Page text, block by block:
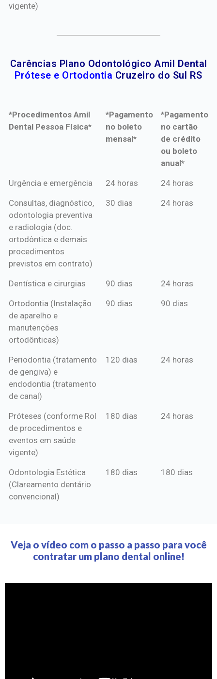
vigente)
Carências Plano Odontológico Amil Dental
Prótese e Ortodontia Cruzeiro do Sul RS
*Procedimentos Amil
Dental Pessoa Física*
*Pagamento
no boleto
mensal*
*Pagamento
no cartão
de crédito
ou boleto
anual*
*Procedimentos Amil
*Pagamento
mensal*
*Pagamento
de crédito
Urgência e emergência 24 horas 24 horas
Consultas, diagnóstico,
odontologia preventiva
e radiologia (doc.
ortodôntica e demais
procedimentos
previstos em contrato)
30 dias 24 horas
Dentística e cirurgias 90 dias 24 horas
Ortodontia (Instalação
de aparelho e
manutenções
ortodônticas)
90 dias 90 dias
Periodontia (tratamento
de gengiva) e
endodontia (tratamento
de canal)
120 dias 24 horas
Próteses (conforme Rol
de procedimentos e
eventos em saúde
vigente)
180 dias 24 horas
Odontologia Estética
(Clareamento dentário
convencional)
180 dias 180 dias
Veja o vídeo com o passo a passo para você
contratar um plano dental online!